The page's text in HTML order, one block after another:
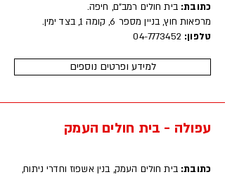
‍כתובת:בית חולים רמב"ם, חיפה.
מרפאות חוץ, בניין מספר 6, קומה 1, בצד ימין.
טלפון:04-7773452
למידע ופרטים נוספים
עפולה - בית חולים העמק
‍כתובת:בית חולים העמק, ​בנין אשפוז וחדרי ניתוח,